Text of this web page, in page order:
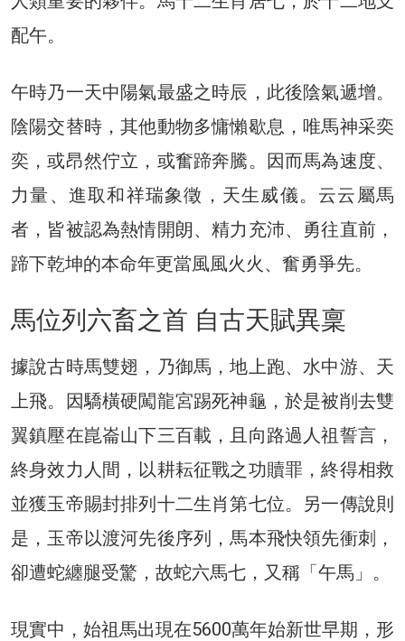
配午。
午時乃一天中陽氣最盛之時辰，此後陰氣遞增。
陰陽交替時，其他動物多慵懶歇息，唯馬神采奕
奕，或昂然佇立，或奮蹄奔騰。因而馬為速度、
力量、進取和祥瑞象徵，天生威儀。云云屬馬
者，皆被認為熱情開朗、精力充沛、勇往直前，
蹄下乾坤的本命年更當風風火火、奮勇爭先。
馬位列六畜之首 自古天賦異稟
據說古時馬雙翅，乃御馬，地上跑、水中游、天
上飛。因驕橫硬闖龍宮踢死神龜，於是被削去雙
翼鎮壓在崑崙山下三百載，且向路過人祖誓言，
終身效力人間，以耕耘征戰之功贖罪，終得相救
並獲玉帝賜封排列十二生肖第七位。另一傳說則
是，玉帝以渡河先後序列，馬本飛快領先衝刺，
卻遭蛇纏腿受驚，故蛇六馬七，又稱「午馬」。
現實中，始祖馬出現在5600萬年始新世早期，形